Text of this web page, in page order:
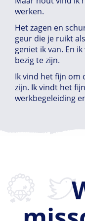
werken.
Het zagen en
geur die je ruikt
geniet ik van. En
bezig te zijn.
Ik vind het fijn om
zijn. Ik vindt het
werkbegeleiding